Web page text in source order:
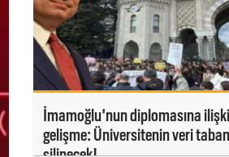
İmamoğlu'nun diplomasına
gelişme: Üniversitenin veri